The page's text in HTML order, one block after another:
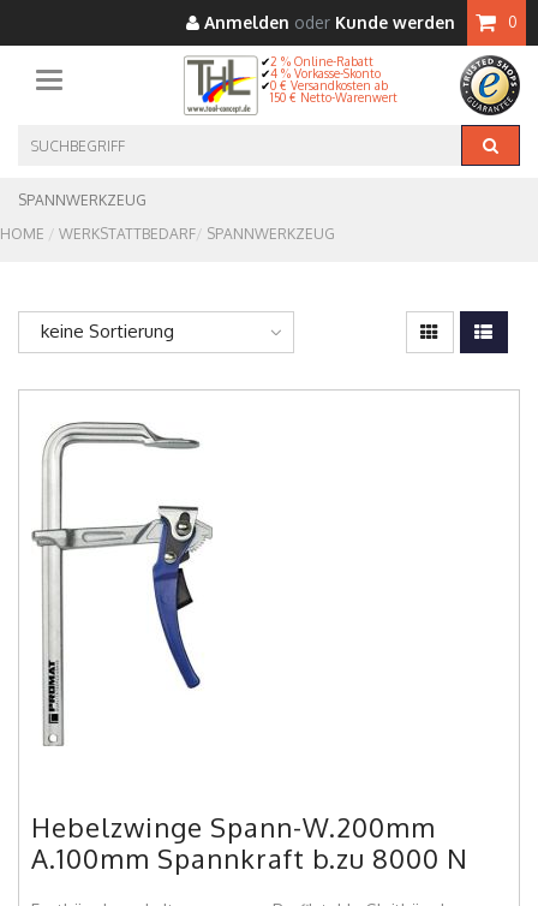
Anmelden oder Kunde werden 0
Toggle navigation
2 % Online-Rabatt
4 % Vorkasse-Skonto
0 € Versandkosten ab
150 € Netto-Warenwert
SPANNWERKZEUG
HOME
WERKSTATTBEDARF SPANNWERKZEUG
keine Sortierung
Hebelzwinge Spann-W.200mm
A.100mm Spannkraft b.zu 8000 N